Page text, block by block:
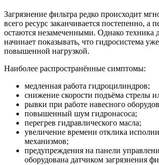
Загрязнение фильтра редко происходит
всего ресурс заканчивается постепенно, а
остаются незамеченными. Однако техника
начинает показывать, что гидросистема
повышенной нагрузкой.
Наиболее распространённые симптомы:
медленная работа гидроцилиндров;
снижение скорости подъёма стрелы
рывки при работе навесного
повышенный шум гидронасоса;
перегрев гидравлического масла;
увеличение времени отклика
механизмов;
предупреждения на панели
оборудована датчиком загрязнения